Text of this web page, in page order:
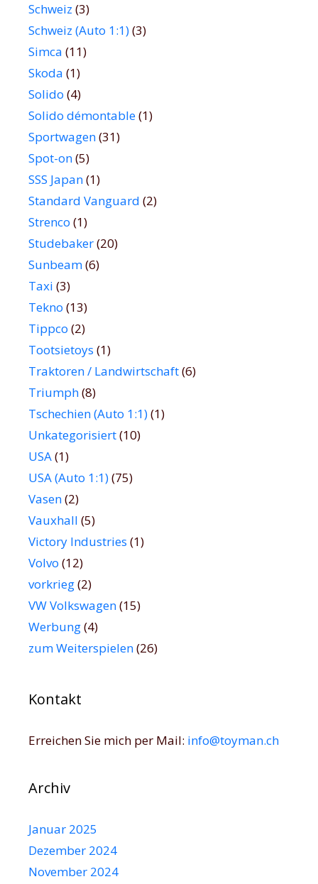
Schweiz (3)
Schweiz (Auto 1:1)(3)
Simca (11)
Skoda (1)
Solido (4)
Solido démontable(1)
Sportwagen(31)
Spot-on(5)
SSS Japan(1)
Standard Vanguard (2)
Strenco (1)
Studebaker(20)
Sunbeam(6)
Taxi (3)
Tekno (13)
Tippco (2)
Tootsietoys (1)
Traktoren / Landwirtschaft(6)
Triumph(8)
Tschechien (Auto 1:1)(1)
Unkategorisiert(10)
USA(1)
USA (Auto 1:1)(75)
Vasen(2)
Vauxhall (5)
Victory Industries (1)
Volvo (12)
vorkrieg(2)
VW Volkswagen(15)
Werbung(4)
zum Weiterspielen(26)
Kontakt
Erreichen Sie mich per Mail: info@toyman.ch
Archiv
Januar 2025
Dezember 2024
November 2024